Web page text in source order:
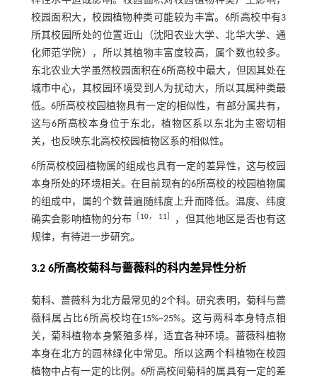
校园面积大，校园植物种类可能较为丰富。6所高校中有3
所其校园所处的位置近山（沈阳农业大学、北华大学、通
化师范学院），所以其植物丰富度较高，属个数也较多。
东北农业大学虽然校园面积在6所高校中最大，但因其处在
城市中心，其校园环境受到人为扰动大，所以其属种类最
低。6所高校校园植物具有一定的相似性，有部分属共有，
这与6所高校本身位于东北，植物区系以东北为主密切相
关，也反映东北高校校园植物区系的相似性。
6所高校校园植物属的组成也具有一定的差异性，这与校园
本身所处的环境相关。在目前现有的6所高校的校园植物属
的组成中，属的个数普遍随纬度上升而降低。温度、纬度
确实会影响植物的分布
10， 11
，但其他地区是否也有这
规律，有待进一步研究。
3.2 6所高校菊科与蔷薇科的科内差异性分析
菊科、蔷薇科为北方最常见的2个科。研究表明，菊科与蔷
薇科属占比6所高校均在15%~25%。这与两科本身特点相
关，菊科植物本身繁殖多样，适宜各种环境。蔷薇科植物
本身在北方的园林绿化中常见。所以这两个科植物在校园
植物中占有一定的比例。6所高校间菊科的属具有一定的差